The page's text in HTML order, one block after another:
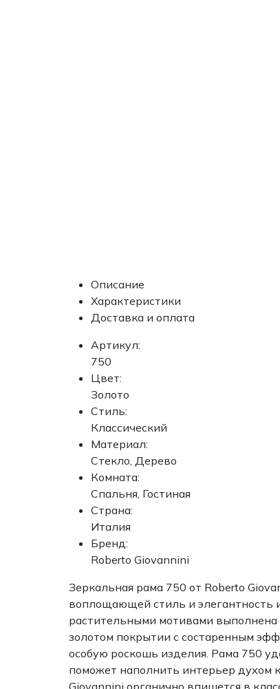
Описание
Характеристики
Доставка и оплата
Артикул:
750
Цвет:
Золото
Стиль:
Классический
Материал:
Стекло, Дерево
Комната:
Спальня, Гостиная
Страна:
Италия
Бренд:
Roberto Giovannini
Зеркальная рама 750 от Roberto
воплощающей стиль и элегантность
растительными мотивами
золотом покрытии с состаренным
особую роскошь изделия. Рама 750
поможет наполнить интерьер духом
Giovannini органично впишется в